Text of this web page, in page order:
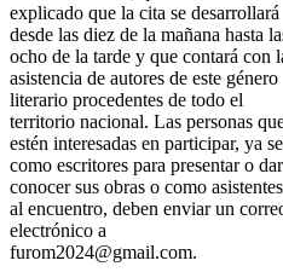
explicado que la cita se desarrollará
desde las diez de la mañana hasta
ocho de la tarde y que contará con
asistencia de autores de este género
literario procedentes de todo el
territorio nacional. Las personas
estén interesadas en participar, ya
como escritores para presentar o
conocer sus obras o como asistentes
al encuentro, deben enviar un
electrónico a
furom2024@gmail.com.